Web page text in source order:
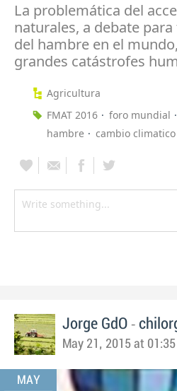
La problemática del
naturales, a debate
del hambre en el
grandes catástrofes
Agricultura
FMAT 2016
foro mundial
hambre
cambio climatico
Jorge GdO -
May 21, 2015 at 01:35
MAY